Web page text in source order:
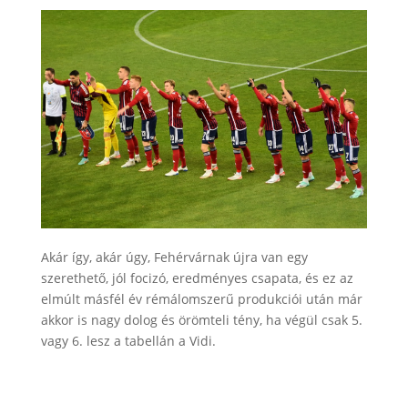
Akár így, akár úgy, Fehérvárnak újra van egy
szerethető, jól focizó, eredményes csapata, és ez az
elmúlt másfél év rémálomszerű produkciói után már
akkor is nagy dolog és örömteli tény, ha végül csak 5.
vagy 6. lesz a tabellán a Vidi.